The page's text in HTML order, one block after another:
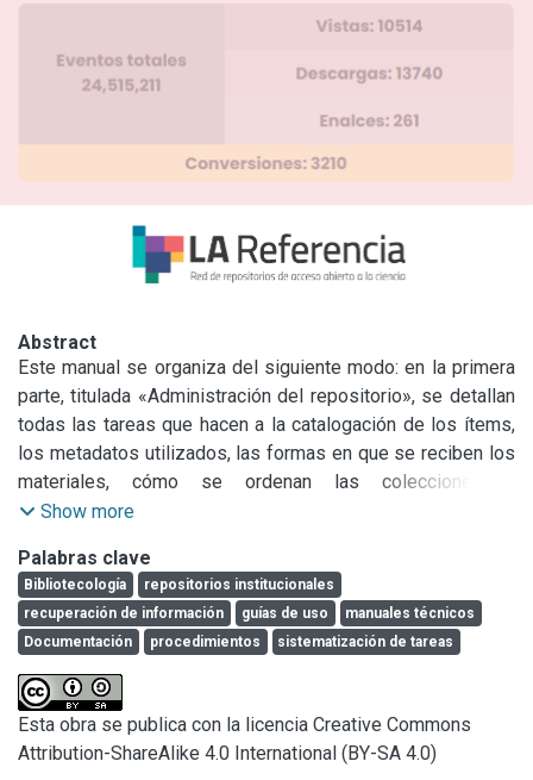
Abstract
Este manual se organiza del siguiente modo: en la primera
parte, titulada «Administración del repositorio», se detallan
todas las tareas que hacen a la catalogación de los ítems,
los metadatos utilizados, las formas en que se reciben los
materiales, cómo se ordenan las colecciones y
comunidades, y todo aquello que supone la actividad
adecuada y jerarquizada, de la producción académica,
científica y artística de la universidad. En la segunda parte,
titulada «Otras tareas», se detallan los diferentes roles que
un administrador puede asumir así como otras tareas que
se desarrollan en el día a día del repositorio, como la
comunicación, la generación de contenidos para redes
sociales y otros aspectos. Por último, en el apartado de
«Anexos» se incluyen documentos de consulta para los
Show more
Palabras clave
Bibliotecología
repositorios institucionales
recuperación de información
guías de uso
manuales técnicos
Documentación
procedimientos sistematización de tareas
Esta obra se publica con la licencia Creative Commons
Attribution-ShareAlike 4.0 International (BY-SA 4.0)